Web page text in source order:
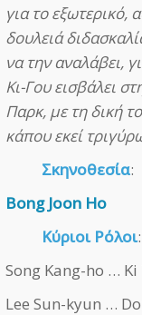
για το
δουλειά
να την αναλάβει,
Κι-Γου εισβάλει
Παρκ, με τη δική
κάπου εκεί
Σκηνοθεσία:
Bong Joon Ho
Κύριοι Ρόλοι:
Song Kang-ho … Ki
Lee Sun-kyun …